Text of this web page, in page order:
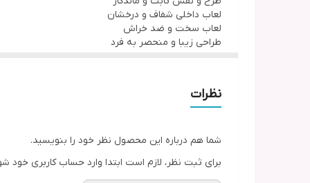
لعاب داخلی شفاف و درخشان
لعاب سخت و ضد خراش
طراحی زیبا و منحصر به فرد
نظرات
شما هم درباره این محصول نظر خود را بنویسید.
برای ثبت نظر، لازم است ابتدا وارد حساب کاربری خود